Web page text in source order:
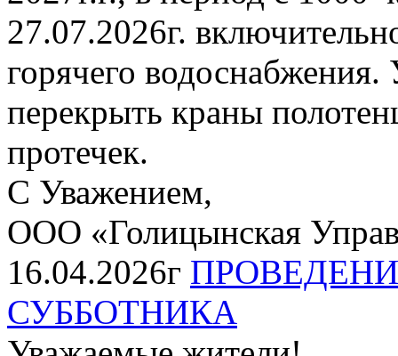
27.07.2026г.
горячего водоснабжения.
перекрыть краны
протечек.
С Уважением,
ООО «Голицынская
16.04.2026г
СУББОТНИКА